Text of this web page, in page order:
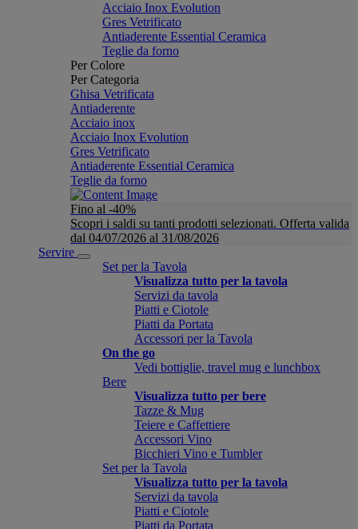
Acciaio Inox Evolution
Gres Vetrificato
Antiaderente Essential Ceramica
Teglie da forno
Per Colore
Per Categoria
Ghisa Vetrificata
Antiaderente
Acciaio inox
Acciaio Inox Evolution
Gres Vetrificato
Antiaderente Essential Ceramica
Teglie da forno
Fino al -40%
Scopri i saldi su tanti prodotti selezionati. Offerta valida
dal 04/07/2026 al 31/08/2026
Servire
Set per la Tavola
Visualizza tutto per la tavola
Servizi da tavola
Piatti e Ciotole
Piatti da Portata
Accessori per la Tavola
On the go
Vedi bottiglie, travel mug e lunchbox
Bere
Visualizza tutto per bere
Tazze & Mug
Teiere e Caffettiere
Accessori Vino
Bicchieri Vino e Tumbler
Set per la Tavola
Visualizza tutto per la tavola
Servizi da tavola
Piatti e Ciotole
Piatti da Portata